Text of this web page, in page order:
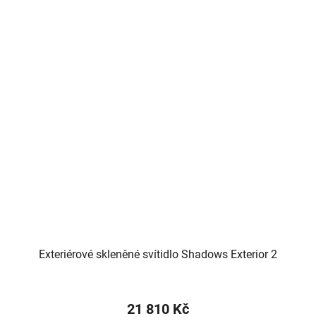
Exteriérové skleněné svítidlo Shadows Exterior 2
21 810 Kč